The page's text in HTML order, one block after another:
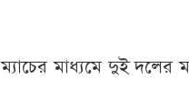
মাধ্যমে দুই দলের